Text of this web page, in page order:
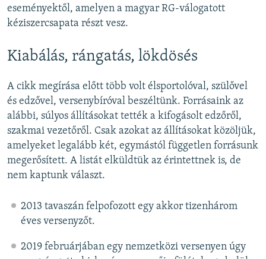
eseményektől, amelyen a magyar RG-válogatott
kéziszercsapata részt vesz.
Kiabálás, rángatás, lökdösés
A cikk megírása előtt több volt élsportolóval, szülővel
és edzővel, versenybíróval beszéltünk. Forrásaink az
alábbi, súlyos állításokat tették a kifogásolt edzőről,
szakmai vezetőről. Csak azokat az állításokat közöljük,
amelyeket legalább két, egymástól független forrásunk
megerősített. A listát elküldtük az érintettnek is, de
nem kaptunk választ.
2013 tavaszán felpofozott egy akkor tizenhárom
éves versenyzőt.
2019 februárjában egy nemzetközi versenyen úgy